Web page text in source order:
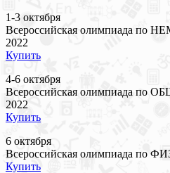
1-3 октября
Всероссийская олимпиада
2022
Купить
4-6 октября
Всероссийская олимпиада
2022
Купить
6 октября
Всероссийская олимпиада по
Купить